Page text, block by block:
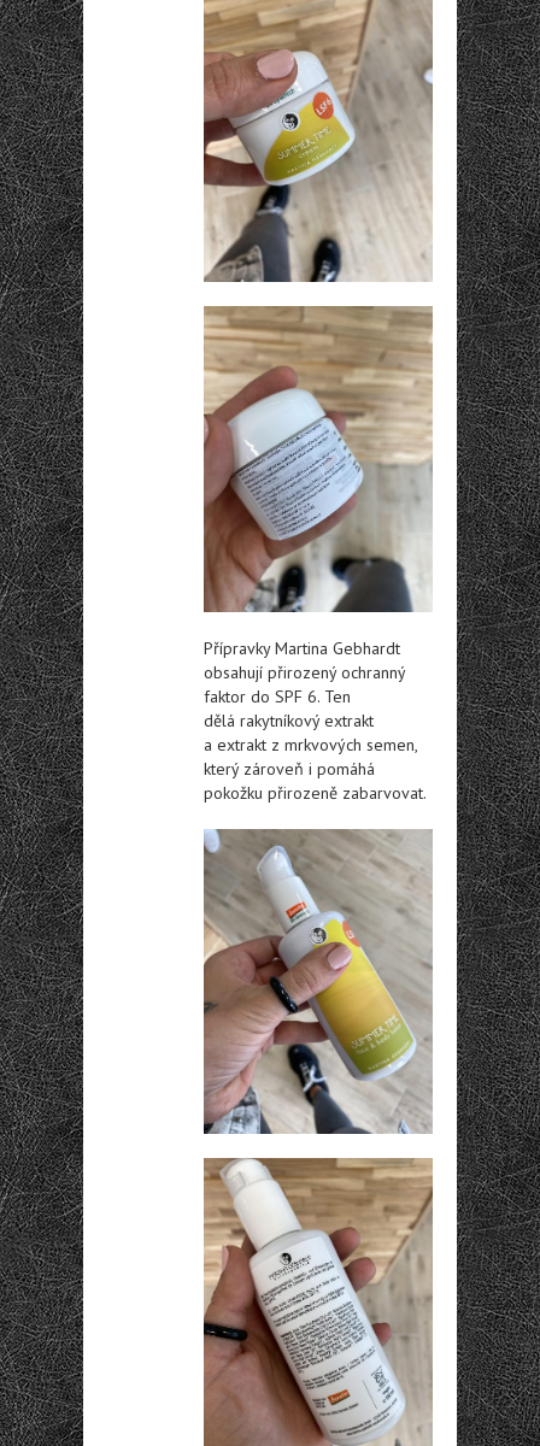
Přípravky Martina Gebhardt
obsahují přirozený ochranný
faktor do SPF 6. Ten
dělá rakytníkový extrakt
a extrakt z mrkvových semen,
který zároveň i pomáhá
pokožku přirozeně zabarvovat.